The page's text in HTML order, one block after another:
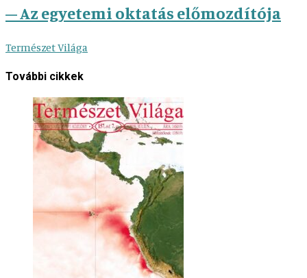
– Az egyetemi oktatás előmozdítója
Természet Világa
További cikkek